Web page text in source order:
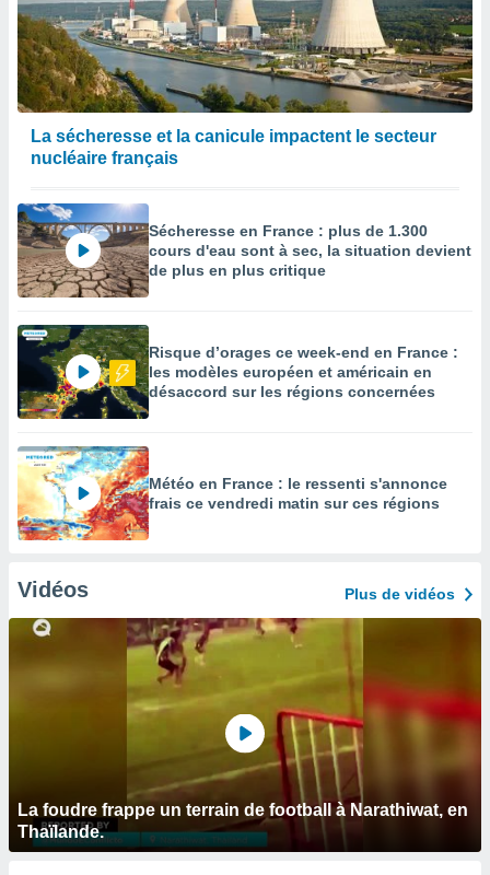
La sécheresse et la canicule impactent le secteur
nucléaire français
Sécheresse en France : plus de 1.300
cours d'eau sont à sec, la situation devient
de plus en plus critique
Risque d’orages ce week-end en France :
les modèles européen et américain en
désaccord sur les régions concernées
Météo en France : le ressenti s'annonce
frais ce vendredi matin sur ces régions
Vidéos Plus de vidéos
La foudre frappe un terrain de football à Narathiwat, en
Thaïlande.